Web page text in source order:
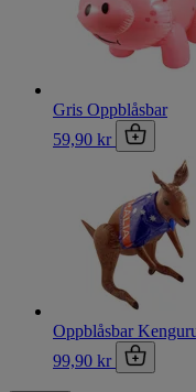
Gris Oppblåsbar
59,90 kr
Oppblåsbar
99,90 kr